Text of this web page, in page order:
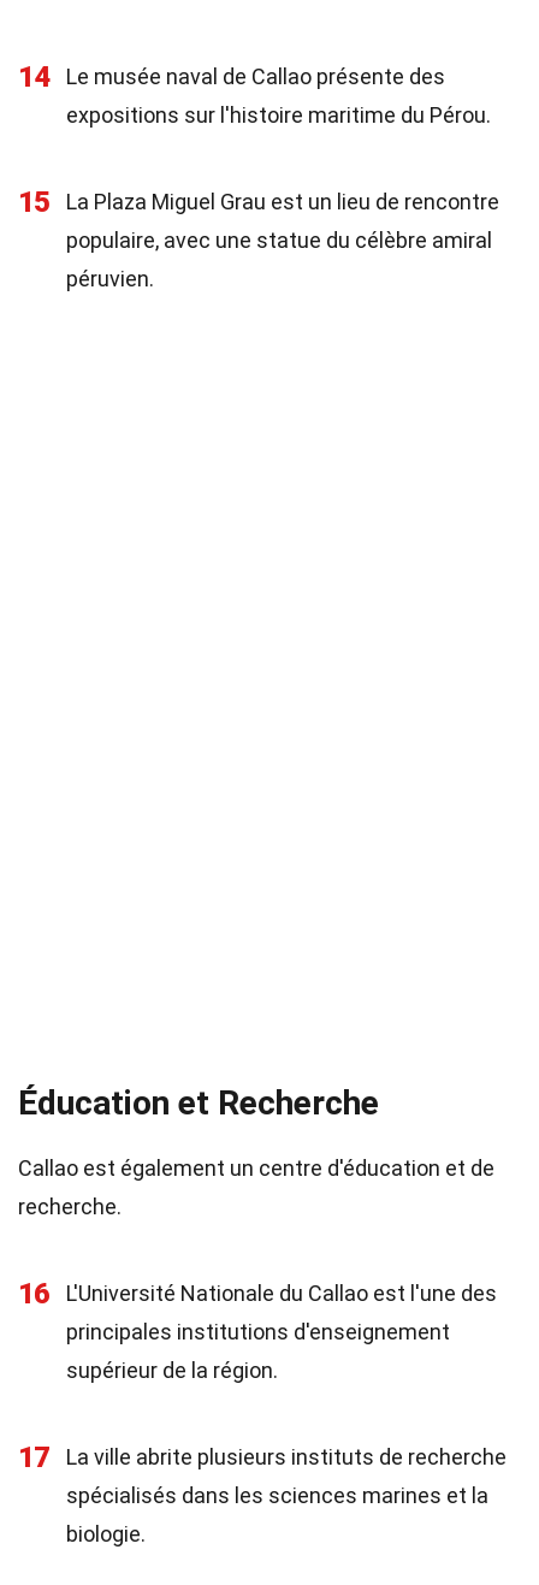
14
Le musée naval de Callao présente des
expositions sur l'histoire maritime du Pérou.
15
La Plaza Miguel Grau est un lieu de rencontre
populaire, avec une statue du célèbre amiral
péruvien.
Éducation et Recherche
Callao est également un centre d'éducation et de
recherche.
16
L'Université Nationale du Callao est l'une des
principales institutions d'enseignement
supérieur de la région.
17
La ville abrite plusieurs instituts de recherche
spécialisés dans les sciences marines et la
biologie.